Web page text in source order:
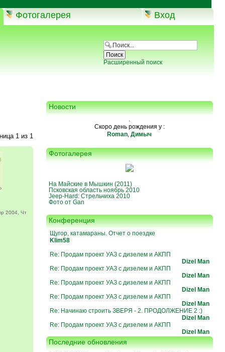
Фотогалерея Вход
Расширенный поиск
1из 1
2004, Чт
Новости
.
Скоро день рождения у :
Roman,Димыч
Фотогалерея
На Майские в Мышкин (2011)
Псковская область ноябрь 2010
Jeep-Hard: Стрельчиха 2010
Фото от Gan
Конференция
Щугор, катамараны. Отчет о поездке
Klim58
Re: Продам проект УАЗ с дизелем и АКПП
Dizel Man
Re: Продам проект УАЗ с дизелем и АКПП
Dizel Man
Re: Продам проект УАЗ с дизелем и АКПП
Dizel Man
Re: Продам проект УАЗ с дизелем и АКПП
Dizel Man
Re: Начинаю строить ЗВЕРЯ - 2. ПРОДОЛЖЕНИЕ 2 :)
Dizel Man
Re: Продам проект УАЗ с дизелем и АКПП
Dizel Man
Последние обновления